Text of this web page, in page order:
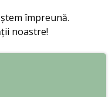
împreună.
noastre!